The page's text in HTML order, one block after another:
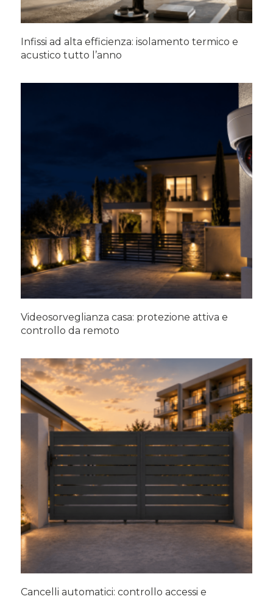
Infissi ad alta efficienza: isolamento termico e
acustico tutto l’anno
Videosorveglianza casa: protezione attiva e
controllo da remoto
Cancelli automatici: controllo accessi e